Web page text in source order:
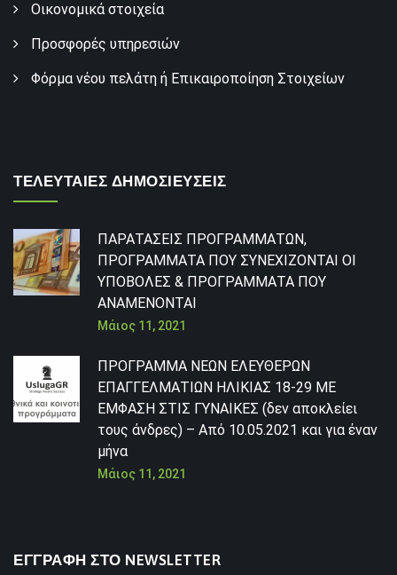
Οικονομικά στοιχεία
Προσφορές υπηρεσιών
Φόρμα νέου πελάτη ή Επικαιροποίηση Στοιχείων
ΤΕΛΕΥΤΑΙΕΣ ΔΗΜΟΣΙΕΥΣΕΙΣ
ΠΑΡΑΤΑΣΕΙΣ ΠΡΟΓΡΑΜΜΑΤΩΝ,
ΠΡΟΓΡΑΜΜΑΤΑ ΠΟΥ ΣΥΝΕΧΙΖΟΝΤΑΙ ΟΙ
ΥΠΟΒΟΛΕΣ & ΠΡΟΓΡΑΜΜΑΤΑ ΠΟΥ
ΑΝΑΜΕΝΟΝΤΑΙ
Μάιος 11, 2021
ΠΡΟΓΡΑΜΜΑ ΝΕΩΝ ΕΛΕΥΘΕΡΩΝ
ΕΠΑΓΓΕΛΜΑΤΙΩΝ ΗΛΙΚΙΑΣ 18-29 ΜΕ
ΕΜΦΑΣΗ ΣΤΙΣ ΓΥΝΑΙΚΕΣ (δεν αποκλείει
τους άνδρες) – Από 10.05.2021 και για έναν
μήνα
Μάιος 11, 2021
ΕΓΓΡΑΦΗ ΣΤΟ NEWSLETTER